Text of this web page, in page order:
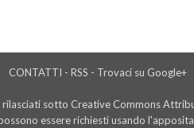
CONTATTI - RSS - Trovaci su Google+
sotto Creative Commons
essere richiesti usando l'